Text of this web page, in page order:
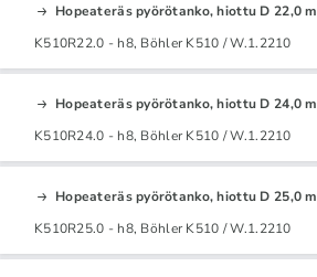
Hopeateräs pyörötanko, hiottu D 22,0
K510R22.0 - h8, Böhler K510 / W.1.2210
Hopeateräs pyörötanko, hiottu D 24,0
K510R24.0 - h8, Böhler K510 / W.1.2210
Hopeateräs pyörötanko, hiottu D 25,0
K510R25.0 - h8, Böhler K510 / W.1.2210